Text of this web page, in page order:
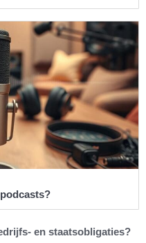
en staatsobligaties?